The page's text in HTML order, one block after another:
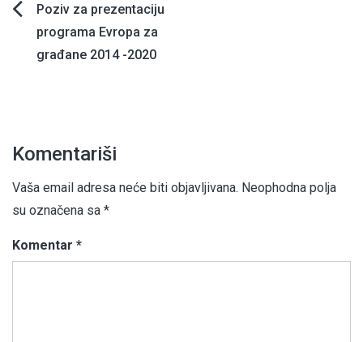
Navigacija
članaka
Poziv za prezentaciju
programa Evropa za
građane 2014 -2020
Komentariši
Vaša email adresa neće biti objavljivana. Neophodna polja
su označena sa *
Komentar *